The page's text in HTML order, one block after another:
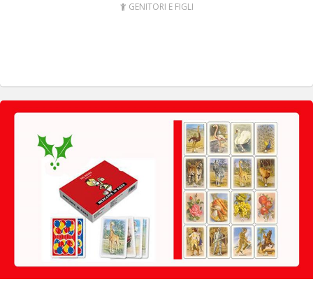
GENITORI E FIGLI